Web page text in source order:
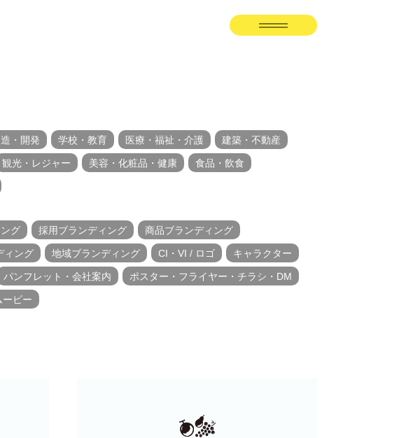
・開発 学校・教育 医療・福祉・介護 建築・不動産
観光・レジャー 美容・化粧品・健康 食品・飲食
グ 採用ブランディング 商品ブランディング
ィング 地域ブランディング CI・VI / ロゴ キャラクター
パンフレット・会社案内 ポスター・フライヤー・チラシ・DM
ービー